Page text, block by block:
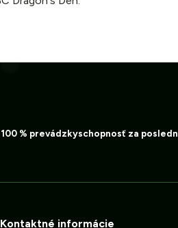
100 % prevádzkyschopnosť za
Kontaktné informácie